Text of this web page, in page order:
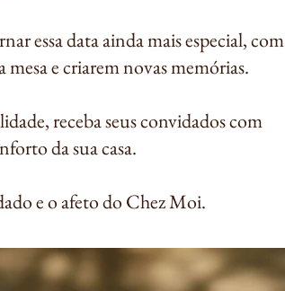
essa data ainda mais especial, com
e criarem novas memórias.
receba seus convidados com
da sua casa.
e o afeto do Chez Moi.